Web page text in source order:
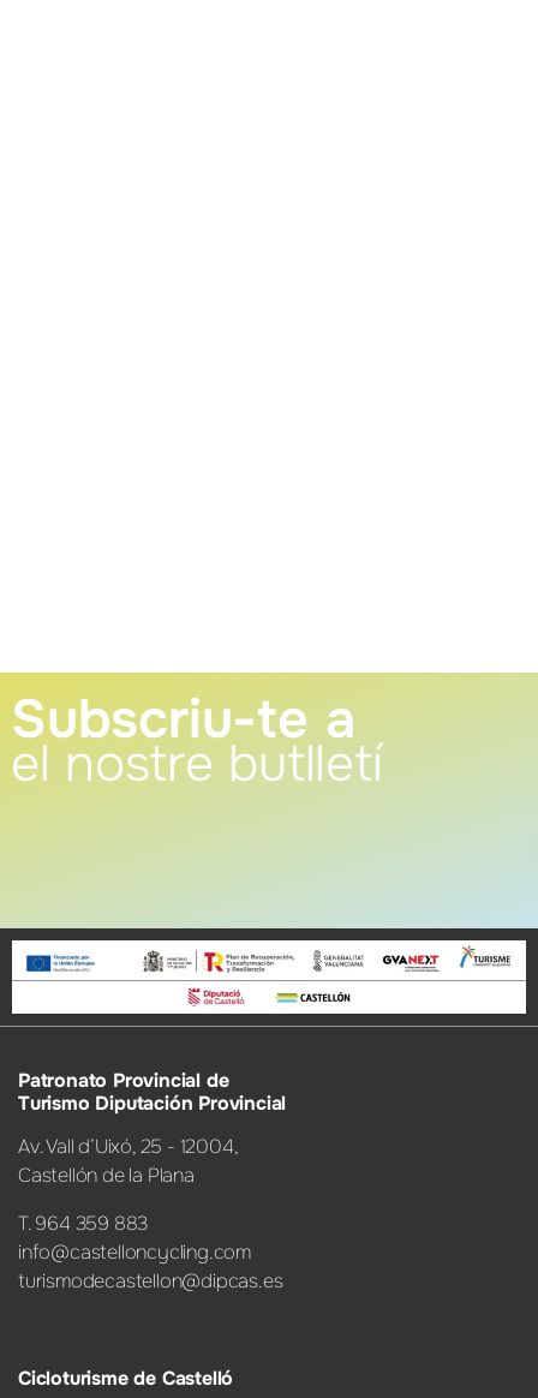
Subscriu-te a
el nostre butlletí
Patronato Provincial de
Turismo Diputación Provincial
Av. Vall d’Uixó, 25 - 12004,
Castellón de la Plana
T. 964 359 883
info@castelloncycling.com
turismodecastellon@dipcas.es
Cicloturisme de Castelló